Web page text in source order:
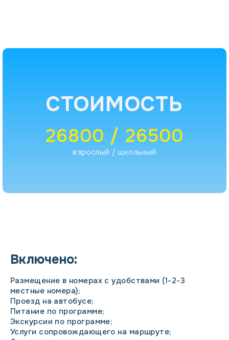
СТОИМОСТЬ
26800 / 26500
взрослый / школьный
Включено:
Размещение в номерах с удобствами (1-2-3
местные номера);
Проезд на автобусе;
Питание по программе;
Экскурсии по программе;
Услуги сопровождающего на маршруте;